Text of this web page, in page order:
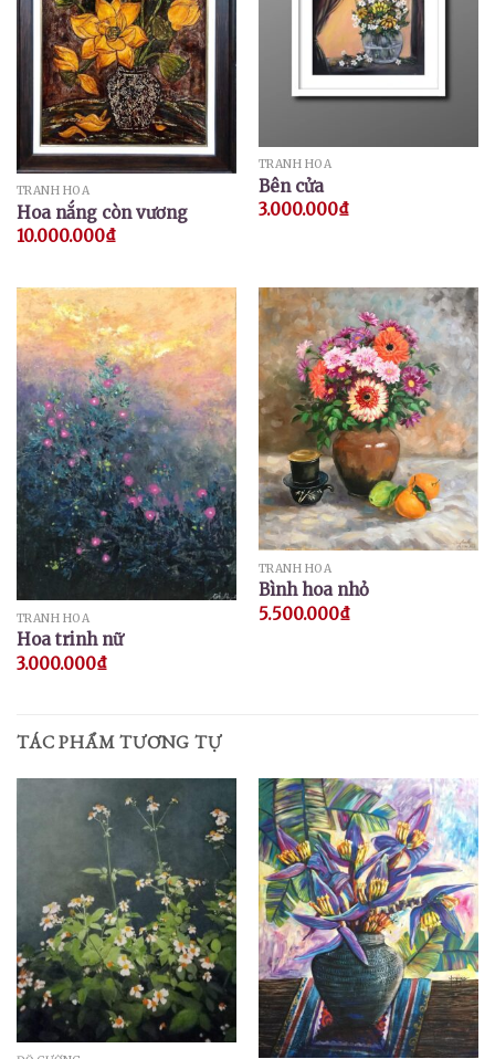
TRANH HOA
Hoa nắng còn vương
10.000.000₫
TRANH HOA
Bên cửa
3.000.000₫
TRANH HOA
Hoa trinh nữ
3.000.000₫
TRANH HOA
Bình hoa nhỏ
5.500.000₫
TÁC PHẨM TƯƠNG TỰ